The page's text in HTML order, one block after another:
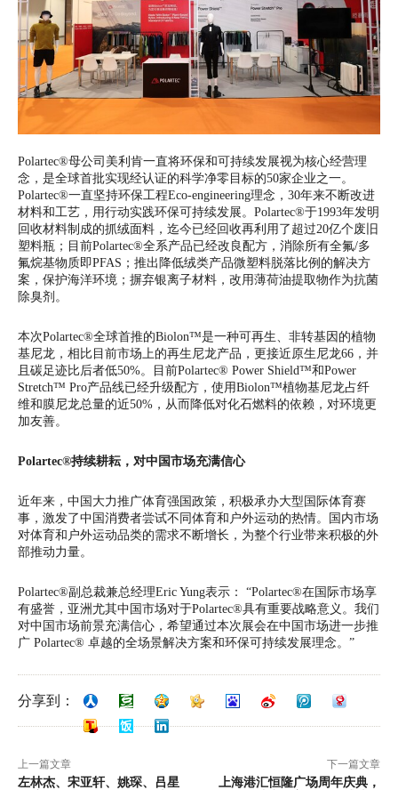
Polartec®母公司美利肯一直将环保和可持续发展视为核心经营理
念，是全球首批实现经认证的科学净零目标的50家企业之一。
Polartec®一直坚持环保工程Eco-engineering理念，30年来不断改进
材料和工艺，用行动实践环保可持续发展。Polartec®于1993年发明
回收材料制成的抓绒面料，迄今已经回收再利用了超过20亿个废旧
塑料瓶；目前Polartec®全系产品已经改良配方，消除所有全氟/多
氟烷基物质即PFAS；推出降低绒类产品微塑料脱落比例的解决方
案，保护海洋环境；摒弃银离子材料，改用薄荷油提取物作为抗菌
除臭剂。
本次Polartec®全球首推的Biolon™是一种可再生、非转基因的植物
基尼龙，相比目前市场上的再生尼龙产品，更接近原生尼龙66，并
且碳足迹比后者低50%。目前Polartec® Power Shield™和Power
Stretch™ Pro产品线已经升级配方，使用Biolon™植物基尼龙占纤
维和膜尼龙总量的近50%，从而降低对化石燃料的依赖，对环境更
加友善。
Polartec®持续耕耘，对中国市场充满信心
近年来，中国大力推广体育强国政策，积极承办大型国际体育赛
事，激发了中国消费者尝试不同体育和户外运动的热情。国内市场
对体育和户外运动品类的需求不断增长，为整个行业带来积极的外
部推动力量。
Polartec®副总裁兼总经理Eric Yung表示： “Polartec®在国际市场享
有盛誉，亚洲尤其中国市场对于Polartec®具有重要战略意义。我们
对中国市场前景充满信心，希望通过本次展会在中国市场进一步推
广 Polartec® 卓越的全场景解决方案和环保可持续发展理念。”
分享到：
上一篇文章
左林杰、宋亚轩、姚琛、吕星
下一篇文章
上海港汇恒隆广场周年庆典，